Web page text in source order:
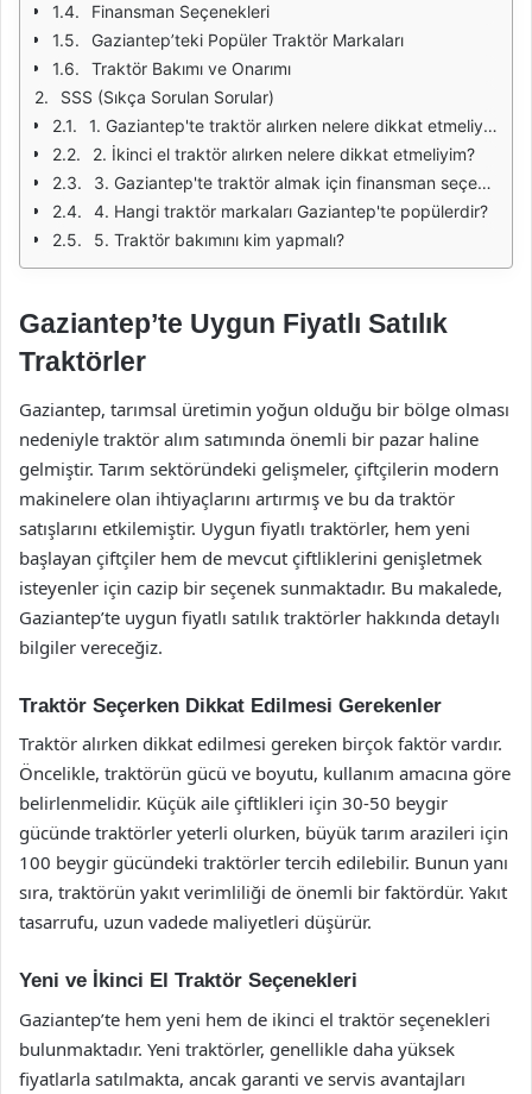
Finansman Seçenekleri
Gaziantep’teki Popüler Traktör Markaları
Traktör Bakımı ve Onarımı
SSS (Sıkça Sorulan Sorular)
1. Gaziantep'te traktör alırken nelere dikkat etmeliyim?
2. İkinci el traktör alırken nelere dikkat etmeliyim?
3. Gaziantep'te traktör almak için finansman seçenekleri var mı?
4. Hangi traktör markaları Gaziantep'te popülerdir?
5. Traktör bakımını kim yapmalı?
Gaziantep’te Uygun Fiyatlı Satılık
Traktörler
Gaziantep, tarımsal üretimin yoğun olduğu bir bölge olması
nedeniyle traktör alım satımında önemli bir pazar haline
gelmiştir. Tarım sektöründeki gelişmeler, çiftçilerin modern
makinelere olan ihtiyaçlarını artırmış ve bu da traktör
satışlarını etkilemiştir. Uygun fiyatlı traktörler, hem yeni
başlayan çiftçiler hem de mevcut çiftliklerini genişletmek
isteyenler için cazip bir seçenek sunmaktadır. Bu makalede,
Gaziantep’te uygun fiyatlı satılık traktörler hakkında detaylı
bilgiler vereceğiz.
Traktör Seçerken Dikkat Edilmesi Gerekenler
Traktör alırken dikkat edilmesi gereken birçok faktör vardır.
Öncelikle, traktörün gücü ve boyutu, kullanım amacına göre
belirlenmelidir. Küçük aile çiftlikleri için 30-50 beygir
gücünde traktörler yeterli olurken, büyük tarım arazileri için
100 beygir gücündeki traktörler tercih edilebilir. Bunun yanı
sıra, traktörün yakıt verimliliği de önemli bir faktördür. Yakıt
tasarrufu, uzun vadede maliyetleri düşürür.
Yeni ve İkinci El Traktör Seçenekleri
Gaziantep’te hem yeni hem de ikinci el traktör seçenekleri
bulunmaktadır. Yeni traktörler, genellikle daha yüksek
fiyatlarla satılmakta, ancak garanti ve servis avantajları